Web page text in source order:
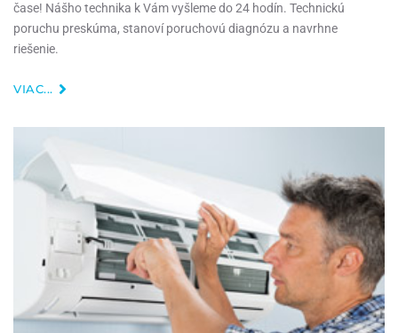
čase! Nášho technika k Vám vyšleme do 24 hodín. Technickú
poruchu preskúma, stanoví poruchovú diagnózu a navrhne
riešenie.
VIAC...